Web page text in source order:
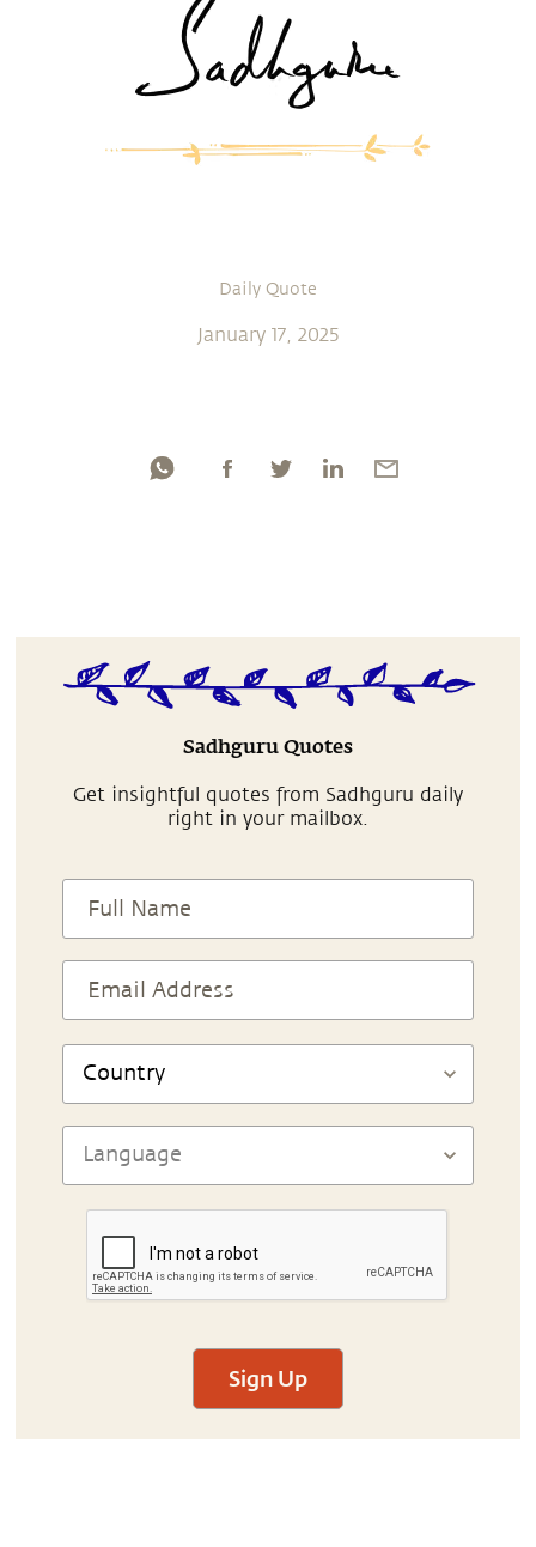
Daily Quote
January 17, 2025
Sadhguru Quotes
Get insightful quotes from Sadhguru daily
right in your mailbox.
Sign Up